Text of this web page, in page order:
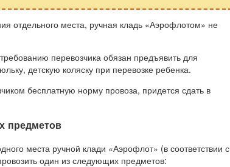
отдельного места, ручная кладь «Аэрофлотом» не
перевозчика обязан предъявить для
детскую коляску при перевозке ребенка.
бесплатную норму провоза, придется сдать в
предметов
места ручной клади «Аэрофлот» (в соответствии с
один из следующих предметов: